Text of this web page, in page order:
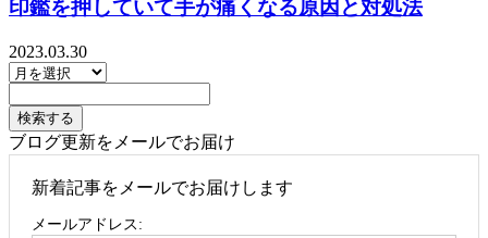
印鑑を押していて手が痛くなる原因と対処法
2023.03.30
ブログ更新をメールでお届け
新着記事をメールでお届けします
メールアドレス: